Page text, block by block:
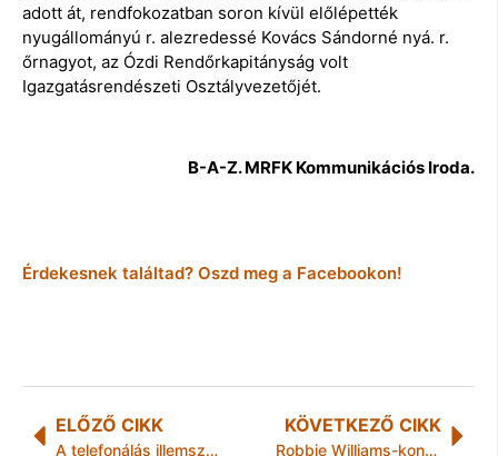
adott át, rendfokozatban soron kívül előlépették
nyugállományú r. alezredessé Kovács Sándorné nyá. r.
őrnagyot, az Ózdi Rendőrkapitányság volt
Igazgatásrendészeti Osztályvezetőjét.
B-A-Z. MRFK Kommunikációs Iroda.
Érdekesnek találtad? Oszd meg a Facebookon!
ELŐZŐ CIKK
A telefonálás illemszabályai
KÖVETKEZŐ CIKK
Robbie Williams-koncert élőben a szegedi Belvárosi moziban